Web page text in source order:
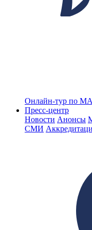
Онлайн-тур по
Пресс-центр
Новости Анонсы
СМИ